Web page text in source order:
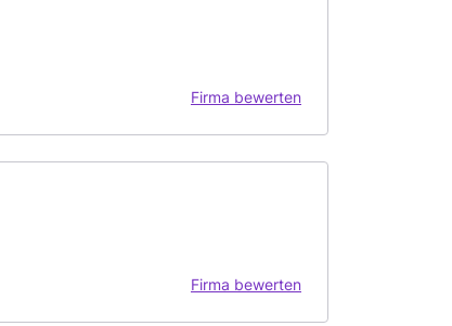
Firma bewerten
Firma bewerten